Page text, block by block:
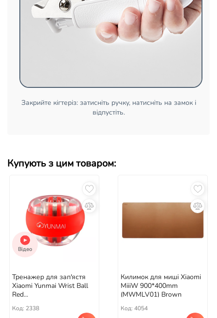
Закрийте кігтеріз: затисніть ручку, натисніть на замок і
відпустіть.
Купують з цим товаром:
Відео
Тренажер для зап'ястя
Xiaomi Yunmai Wrist Ball
Red...
Код: 2338
Килимок для миші Xiaomi
MiiiW 900*400mm
(MWMLV01) Brown
Код: 4054